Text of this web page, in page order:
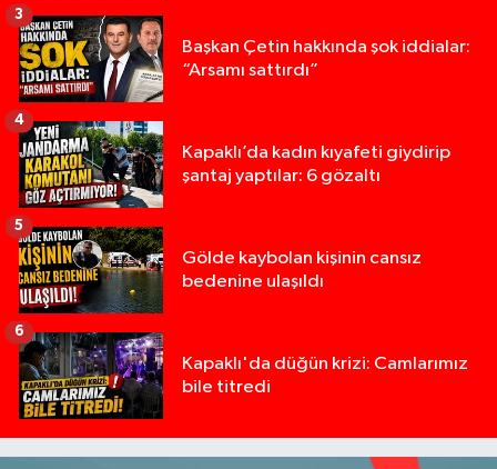
Başkan Çetin hakkında şok iddialar:
“Arsamı sattırdı”
3
Kapaklı’da kadın kıyafeti giydirip
şantaj yaptılar: 6 gözaltı
4
Gölde kaybolan kişinin cansız
bedenine ulaşıldı
5
Kapaklı'da düğün krizi: Camlarımız
bile titredi
6